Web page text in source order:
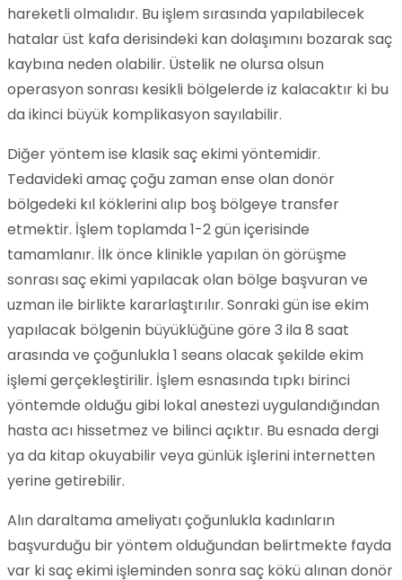
hareketli olmalıdır. Bu işlem sırasında yapılabilecek
hatalar üst kafa derisindeki kan dolaşımını bozarak saç
kaybına neden olabilir. Üstelik ne olursa olsun
operasyon sonrası kesikli bölgelerde iz kalacaktır ki bu
da ikinci büyük komplikasyon sayılabilir.
Diğer yöntem ise klasik saç ekimi yöntemidir.
Tedavideki amaç çoğu zaman ense olan donör
bölgedeki kıl köklerini alıp boş bölgeye transfer
etmektir. İşlem toplamda 1-2 gün içerisinde
tamamlanır. İlk önce klinikle yapılan ön görüşme
sonrası saç ekimi yapılacak olan bölge başvuran ve
uzman ile birlikte kararlaştırılır. Sonraki gün ise ekim
yapılacak bölgenin büyüklüğüne göre 3 ila 8 saat
arasında ve çoğunlukla 1 seans olacak şekilde ekim
işlemi gerçekleştirilir. İşlem esnasında tıpkı birinci
yöntemde olduğu gibi lokal anestezi uygulandığından
hasta acı hissetmez ve bilinci açıktır. Bu esnada dergi
ya da kitap okuyabilir veya günlük işlerini internetten
yerine getirebilir.
Alın daraltama ameliyatı çoğunlukla kadınların
başvurduğu bir yöntem olduğundan belirtmekte fayda
var ki saç ekimi işleminden sonra saç kökü alınan donör